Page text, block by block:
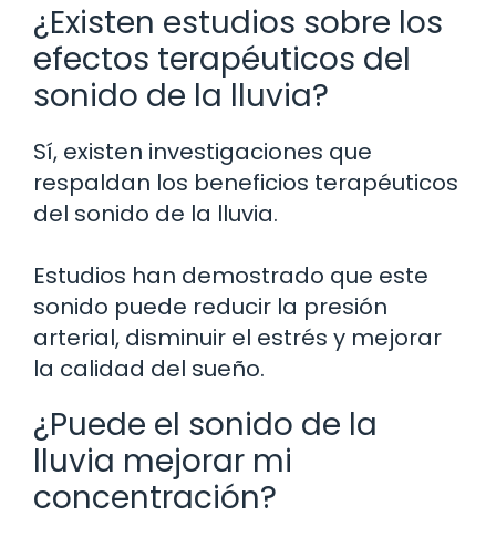
¿Existen estudios sobre los
efectos terapéuticos del
sonido de la lluvia?
Sí, existen investigaciones que
respaldan los beneficios terapéuticos
del sonido de la lluvia.
Estudios han demostrado que este
sonido puede reducir la presión
arterial, disminuir el estrés y mejorar
la calidad del sueño.
¿Puede el sonido de la
lluvia mejorar mi
concentración?